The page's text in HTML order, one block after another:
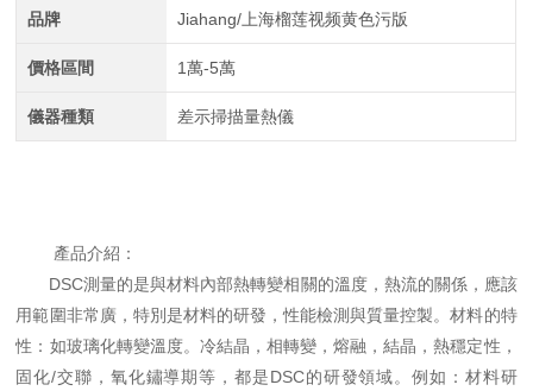
品牌 Jiahang/上海榴莲视频黄色污版
價格區間 1萬-5萬
儀器種類 差示掃描量熱儀
產品介紹：
DSC測量的是與材料內部熱轉變相關的溫度，熱流的關係，應該
用範圍非常廣，特別是材料的研發，性能檢測與質量控製。材料的特
性：如玻璃化轉變溫度。冷結晶，相轉變，熔融，結晶，熱穩定性，
固化/交聯，氧化鏽導期等，都是DSC的研發領域。例如：材料研